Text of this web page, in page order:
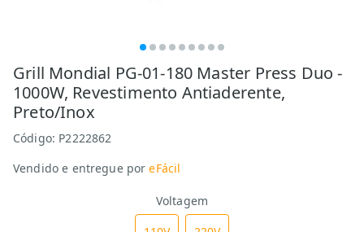
Grill Mondial PG-01-180 Master Press Duo -
1000W, Revestimento Antiaderente,
Preto/Inox
Código: P2222862
Vendido e entregue por eFácil
Voltagem